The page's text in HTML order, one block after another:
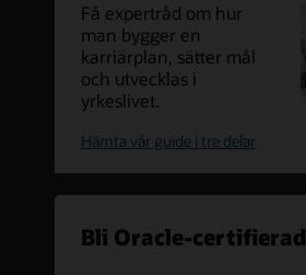
Få expertråd om hur
man bygger en
karriärplan, sätter mål
och utvecklas i
yrkeslivet.
Hämta vår guide i tre delardin
Bli Oracle-certifierad